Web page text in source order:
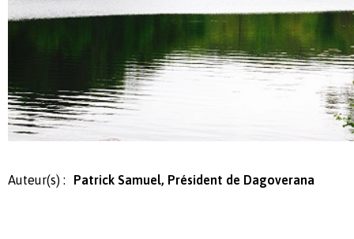
Auteur(s) : Patrick Samuel, Président de Dagoverana